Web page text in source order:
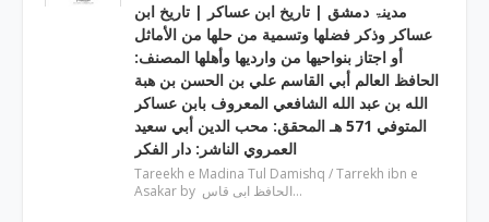
مدینۃ دمشق | تاریخ ابن عساکر | تاريخ ابن
عساكر وذكر فضلها وتسمية من حلها من الأماثل
أو اجتاز بنواحيها من وارديها وأهلها المصنف:
الحافظ العالم أبي القاسم علي بن الحسن بن هبة
الله بن عبد الله الشافعي المعروف بابن عساكر
المتوفي 571 هـ المحقق: محب الدين أبي سعيد
العمروي الناشر: دار الفكر
Tareekh e Madina Tul Damishq / Tarrekh ibn e
Asakar by الحافظ ابی قاس…